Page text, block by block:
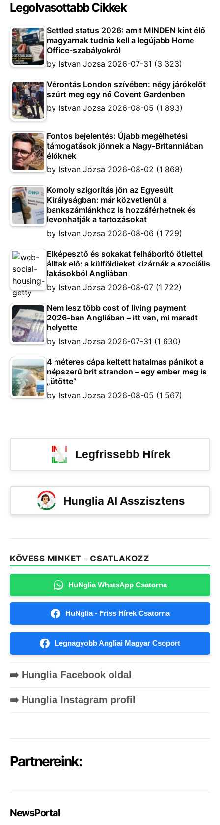
Legolvasottabb Cikkek
Settled status 2026: amit MINDEN kint élő
magyarnak tudnia kell a legújabb Home
Office-szabályokról
by Istvan Jozsa 2026-07-31 (3 323)
Vérontás London szívében: négy járókelőt
szúrt meg egy nő Covent Gardenben
by Istvan Jozsa 2026-08-05 (1 893)
Fontos bejelentés: Újabb megélhetési
támogatások jönnek a Nagy-Britanniában
élőknek
by Istvan Jozsa 2026-08-02 (1 868)
Komoly szigorítás jön az Egyesült
Királyságban: már közvetlenül a
bankszámlánkhoz is hozzáférhetnek és
levonhatják a tartozásokat
by Istvan Jozsa 2026-08-06 (1 729)
Elképesztő és sokakat felháborító ötlettel
álltak elő: a külföldieket kizárnák a szociális
lakásokból Angliában
by Istvan Jozsa 2026-08-07 (1 722)
Nem lesz több cost of living payment
2026-ban Angliában – itt van, mi maradt
helyette
by Istvan Jozsa 2026-07-31 (1 630)
4 méteres cápa keltett hatalmas pánikot a
népszerű brit strandon – egy ember meg is
„ütötte”
by Istvan Jozsa 2026-08-05 (1 567)
Legfrissebb Hírek
Hunglia AI Asszisztens
KÖVESS MINKET - CSATLAKOZZ
HuNglia WhatsApp Csatorna
HuNglia - Friss Hírek Csatorna
Legnagyobb Angliai Magyar Csoport
➡️ Hunglia Facebook oldal
➡️ Hunglia Instagram profil
Partnereink:
NewsPortal